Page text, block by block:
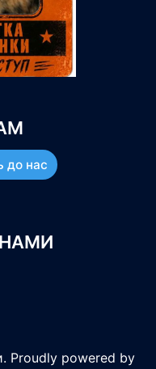
до нас
НАМИ
Proudly powered by